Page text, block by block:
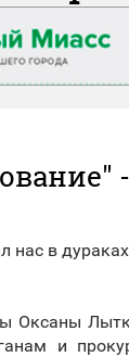
нас в
Оксаны
и